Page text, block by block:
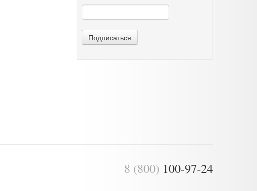
Подписаться
8 (800) 100-97-24